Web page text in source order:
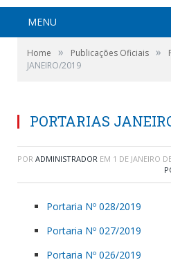
MENU
Home » Publicações Oficiais »
JANEIRO/2019
PORTARIAS
POR ADMINISTRADOR EM 1 DE JANEIRO
Portaria Nº 028/2019
Portaria Nº 027/2019
Portaria Nº 026/2019